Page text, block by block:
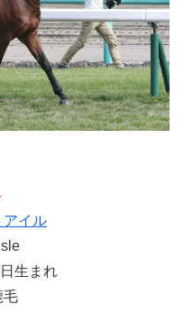
アイル
生まれ
毛